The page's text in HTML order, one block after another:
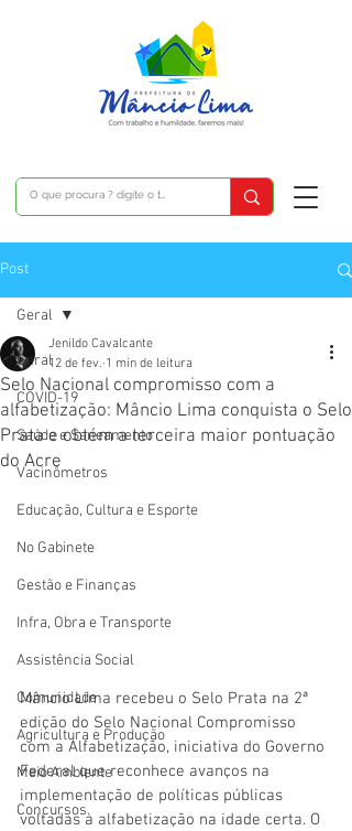
Post
Geral
COVID-19
Saúde e Saneamento
Vacinômetros
Educação, Cultura e Esporte
No Gabinete
Gestão e Finanças
Infra, Obra e Transporte
Assistência Social
Comunidade
Agricultura e Produção
Meio Ambiente
Concursos
Geral
Selo Nacional compromisso com a
alfabetização: Mâncio Lima conquista o Selo
Prata e obtém a terceira maior pontuação
do Acre
Jenildo Cavalcante
12 de fev. 1 min de leitura
Mâncio Lima recebeu o Selo Prata na 2ª
edição do Selo Nacional Compromisso
com a Alfabetização, iniciativa do Governo
Federal que reconhece avanços na
implementação de políticas públicas
voltadas à alfabetização na idade certa. O